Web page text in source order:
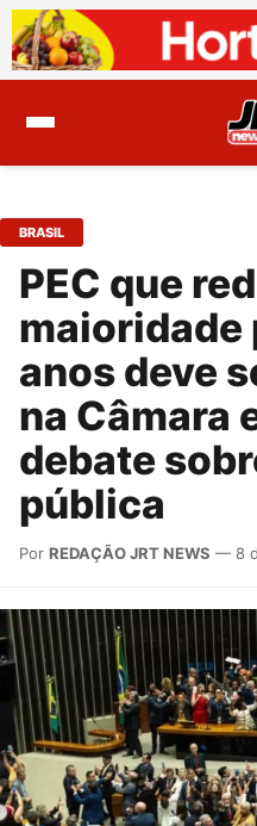
BRASIL
PEC que
maioridade
anos deve
na Câmara
debate
pública
Por REDAÇÃO JRT NEWS — 8